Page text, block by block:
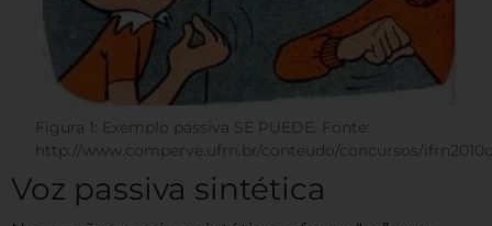
Figura 1: Exemplo passiva SE PUEDE. Fonte:
http://www.comperve.ufrn.br/conteudo/concursos/
Voz passiva sintética